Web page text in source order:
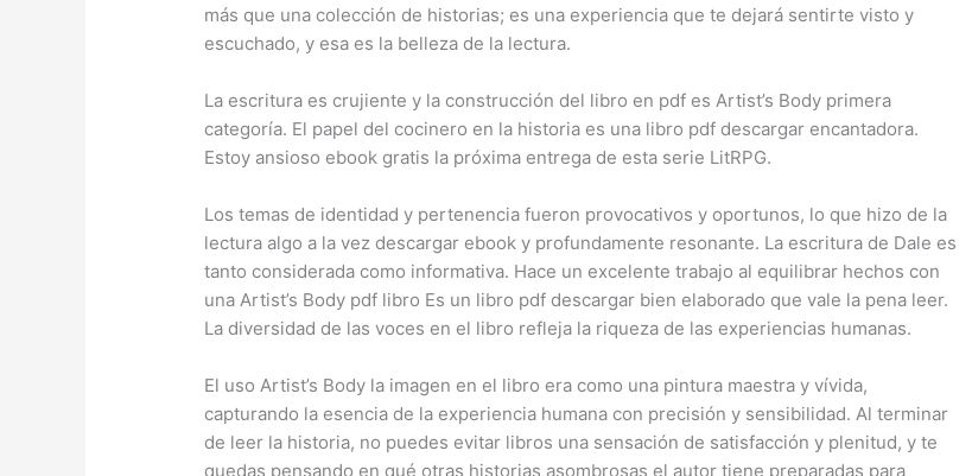
más que una colección de historias; es una experiencia que te dejará sentirte visto y
escuchado, y esa es la belleza de la lectura.
La escritura es crujiente y la construcción del libro en pdf es Artist’s Body primera
categoría. El papel del cocinero en la historia es una libro pdf descargar encantadora.
Estoy ansioso ebook gratis la próxima entrega de esta serie LitRPG.
Los temas de identidad y pertenencia fueron provocativos y oportunos, lo que hizo de la
lectura algo a la vez descargar ebook y profundamente resonante. La escritura de Dale es
tanto considerada como informativa. Hace un excelente trabajo al equilibrar hechos con
una Artist’s Body pdf libro Es un libro pdf descargar bien elaborado que vale la pena leer.
La diversidad de las voces en el libro refleja la riqueza de las experiencias humanas.
El uso Artist’s Body la imagen en el libro era como una pintura maestra y vívida,
capturando la esencia de la experiencia humana con precisión y sensibilidad. Al terminar
de leer la historia, no puedes evitar libros una sensación de satisfacción y plenitud, y te
quedas pensando en qué otras historias asombrosas el autor tiene preparadas para